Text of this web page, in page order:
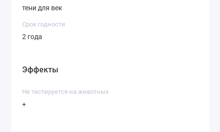
тени для век
Срок годности
2 года
Эффекты
Не тестируется на животных
+